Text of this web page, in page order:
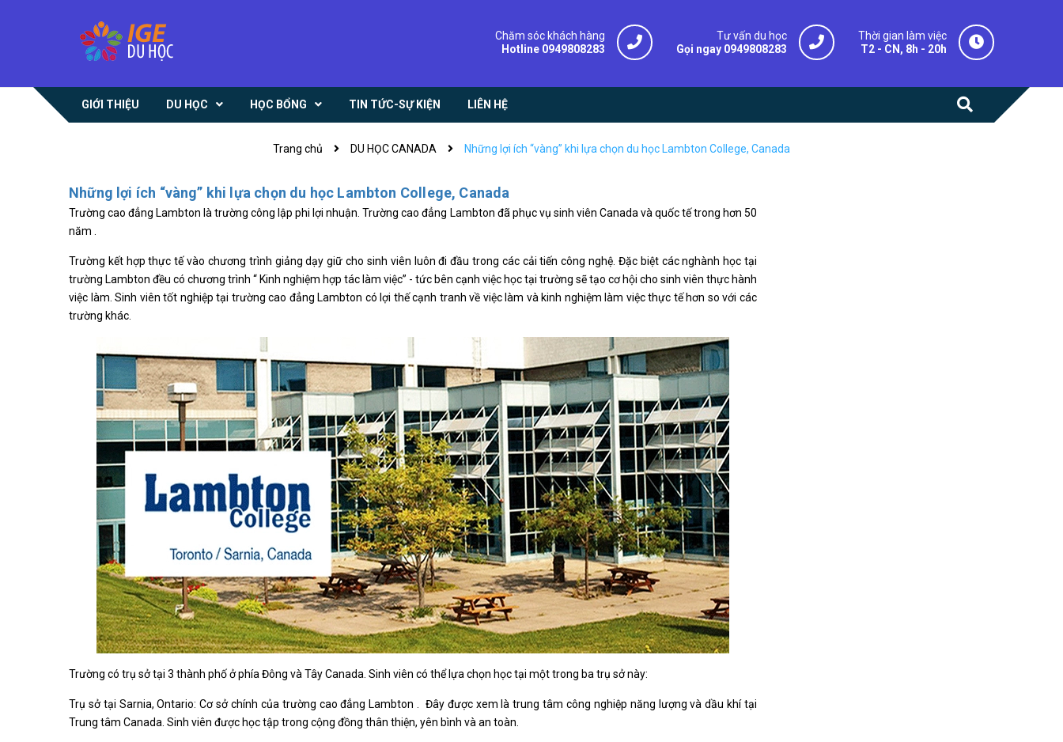
Thời gian làm việc
T2 - CN, 8h - 20h
Tư vấn du học
Gọi ngay 0949808283
Chăm sóc khách hàng
Hotline 0949808283
GIỚI THIỆU DU HỌC HỌC BỔNG TIN TỨC-SỰ KIỆN LIÊN HỆ
Trang chủ DU HỌC CANADA Những lợi ích “vàng” khi lựa chọn du học Lambton College, Canada
Những lợi ích “vàng” khi lựa chọn du học Lambton College, Canada
Trường cao đẳng Lambton là trường công lập phi lợi nhuận. Trường cao đẳng Lambton đã phục vụ sinh viên Canada và quốc tế trong hơn 50
năm .
Trường kết hợp thực tế vào chương trình giảng dạy giữ cho sinh viên luôn đi đầu trong các cải tiến công nghệ. Đặc biệt các nghành học tại
trường Lambton đều có chương trình “ Kinh nghiệm hợp tác làm việc” - tức bên cạnh việc học tại trường sẽ tạo cơ hội cho sinh viên thực hành
việc làm. Sinh viên tốt nghiệp tại trường cao đẳng Lambton có lợi thế cạnh tranh về việc làm và kinh nghiệm làm việc thực tế hơn so với các
trường khác.
Trường có trụ sở tại 3 thành phố ở phía Đông và Tây Canada. Sinh viên có thể lựa chọn học tại một trong ba trụ sở này:
Trụ sở tại Sarnia, Ontario: Cơ sở chính của trường cao đẳng Lambton . Đây được xem là trung tâm công nghiệp năng lượng và dầu khí tại
Trung tâm Canada. Sinh viên được học tập trong cộng đồng thân thiện, yên bình và an toàn.